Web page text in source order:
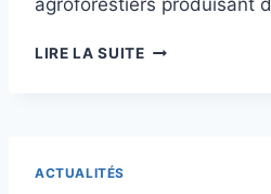
LIRE LA SUITEAIDES
ACTUALITÉS